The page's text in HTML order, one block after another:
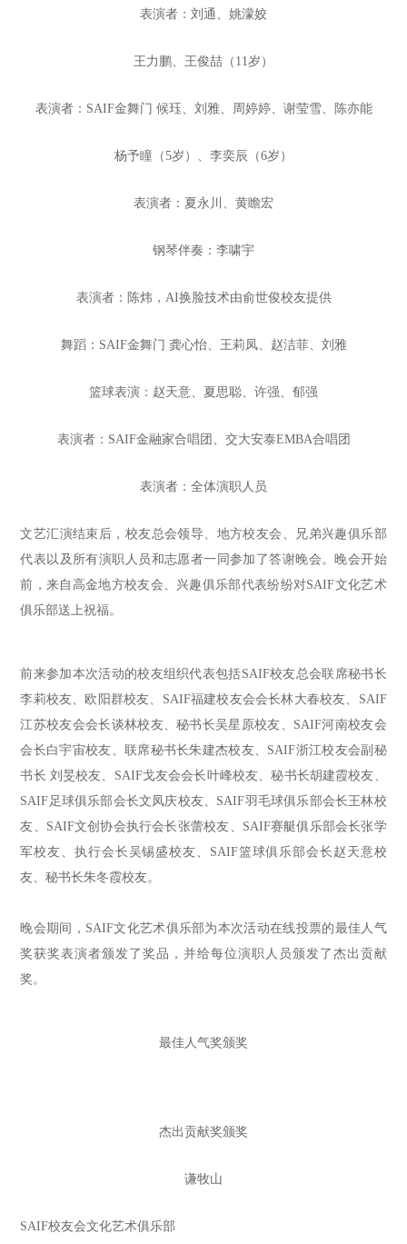
表演者：刘通、姚濛姣
王力鹏、王俊喆（11岁）
表演者：SAIF金舞门 候珏、刘雅、周婷婷、谢莹雪、陈亦能
杨予瞳（5岁）、李奕辰（6岁）
表演者：夏永川、黄瞻宏
钢琴伴奏：李啸宇
表演者：陈炜，AI换脸技术由俞世俊校友提供
舞蹈：SAIF金舞门 龚心怡、王莉凤、赵洁菲、刘雅
篮球表演：赵天意、夏思聪、许强、郁强
表演者：SAIF金融家合唱团、交大安泰EMBA合唱团
表演者：全体演职人员
文艺汇演结束后，校友总会领导、地方校友会、兄弟兴趣俱乐部
代表以及所有演职人员和志愿者一同参加了答谢晚会。晚会开始
前，来自高金地方校友会、兴趣俱乐部代表纷纷对SAIF文化艺术
俱乐部送上祝福。
前来参加本次活动的校友组织代表包括SAIF校友总会联席秘书长
李莉校友、欧阳群校友、SAIF福建校友会会长林大春校友、SAIF
江苏校友会会长谈林校友、秘书长吴星原校友、SAIF河南校友会
会长白宇宙校友、联席秘书长朱建杰校友、SAIF浙江校友会副秘
书长 刘旻校友、SAIF戈友会会长叶峰校友、秘书长胡建霞校友、
SAIF足球俱乐部会长文凤庆校友、SAIF羽毛球俱乐部会长王林校
友、SAIF文创协会执行会长张蕾校友、SAIF赛艇俱乐部会长张学
军校友、执行会长吴锡盛校友、SAIF篮球俱乐部会长赵天意校
友、秘书长朱冬霞校友。
晚会期间，SAIF文化艺术俱乐部为本次活动在线投票的最佳人气
奖获奖表演者颁发了奖品，并给每位演职人员颁发了杰出贡献
奖。
最佳人气奖颁奖
杰出贡献奖颁奖
谦牧山
SAIF校友会文化艺术俱乐部